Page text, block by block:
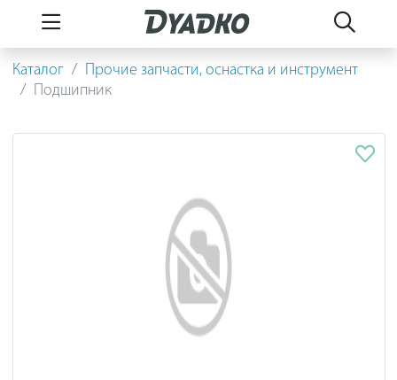
Каталог
Прочие запчасти, оснастка и инструмент
Подшипник